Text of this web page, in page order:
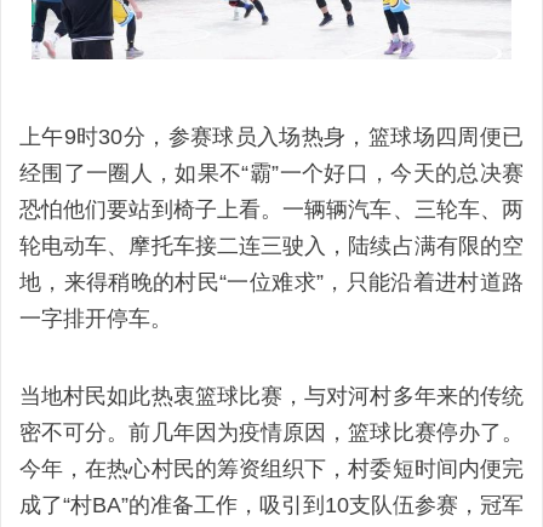
上午9时30分，参赛球员入场热身，篮球场四周便已
经围了一圈人，如果不“霸”一个好口，今天的总决赛
恐怕他们要站到椅子上看。一辆辆汽车、三轮车、两
轮电动车、摩托车接二连三驶入，陆续占满有限的空
地，来得稍晚的村民“一位难求”，只能沿着进村道路
一字排开停车。
当地村民如此热衷篮球比赛，与对河村多年来的传统
密不可分。前几年因为疫情原因，篮球比赛停办了。
今年，在热心村民的筹资组织下，村委短时间内便完
成了“村BA”的准备工作，吸引到10支队伍参赛，冠军